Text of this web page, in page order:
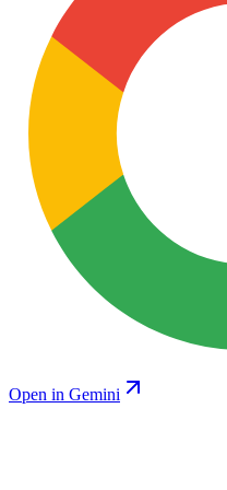
Open in Gemini